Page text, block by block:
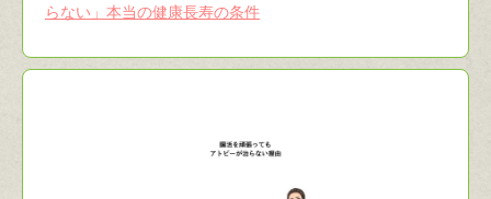
らない」本当の健康長寿の条件